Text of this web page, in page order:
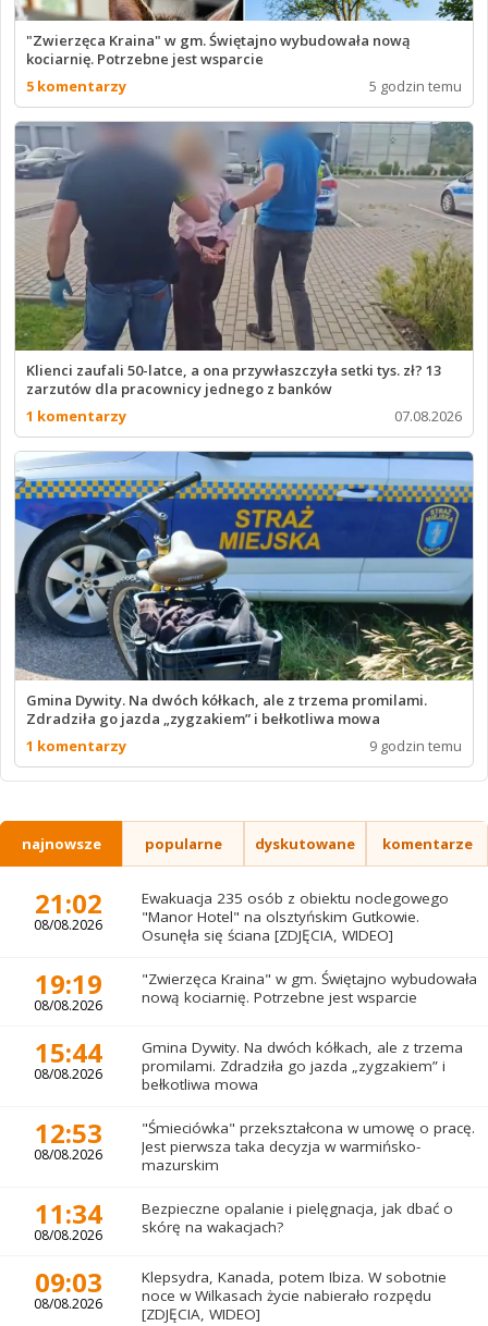
"Zwierzęca Kraina" w gm. Świętajno wybudowała nową
kociarnię. Potrzebne jest wsparcie
5 komentarzy
5 godzin temu
Klienci zaufali 50-latce, a ona przywłaszczyła setki tys. zł? 13
zarzutów dla pracownicy jednego z banków
1 komentarzy
07.08.2026
Gmina Dywity. Na dwóch kółkach, ale z trzema promilami.
Zdradziła go jazda „zygzakiem” i bełkotliwa mowa
1 komentarzy
9 godzin temu
najnowsze popularne dyskutowane komentarze
21:02
08/08.2026
Ewakuacja 235 osób z obiektu noclegowego
"Manor Hotel" na olsztyńskim Gutkowie.
Osunęła się ściana [ZDJĘCIA, WIDEO]
19:19
08/08.2026
"Zwierzęca Kraina" w gm. Świętajno wybudowała
nową kociarnię. Potrzebne jest wsparcie
15:44
08/08.2026
Gmina Dywity. Na dwóch kółkach, ale z trzema
promilami. Zdradziła go jazda „zygzakiem” i
bełkotliwa mowa
12:53
08/08.2026
"Śmieciówka" przekształcona w umowę o pracę.
Jest pierwsza taka decyzja w warmińsko-
mazurskim
11:34
08/08.2026
Bezpieczne opalanie i pielęgnacja, jak dbać o
skórę na wakacjach?
09:03
08/08.2026
Klepsydra, Kanada, potem Ibiza. W sobotnie
noce w Wilkasach życie nabierało rozpędu
[ZDJĘCIA, WIDEO]